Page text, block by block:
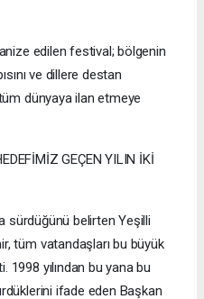
edilen festival; bölgenin
ve dillere destan
dünyaya ilan etmeye
GEÇEN YILIN İKİ
sürdüğünü belirten Yeşilli
tüm vatandaşları bu büyük
yılından bu yana bu
ifade eden Başkan